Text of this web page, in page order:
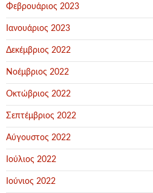
Φεβρουάριος 2023
Ιανουάριος 2023
Δεκέμβριος 2022
Νοέμβριος 2022
Οκτώβριος 2022
Σεπτέμβριος 2022
Αύγουστος 2022
Ιούλιος 2022
Ιούνιος 2022